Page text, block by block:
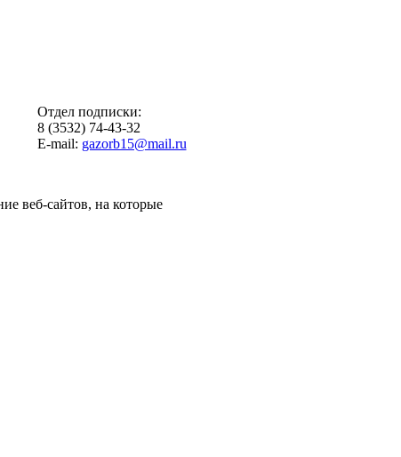
Отдел подписки:
8 (3532) 74-43-32
E-mail: gazorb15@mail.ru
веб-сайтов, на которые